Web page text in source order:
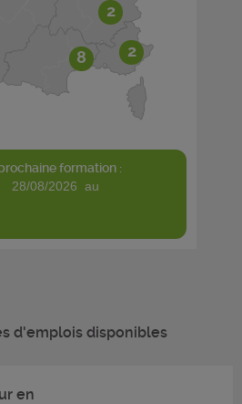
8 2
2
formation :
d'emplois disponibles
en